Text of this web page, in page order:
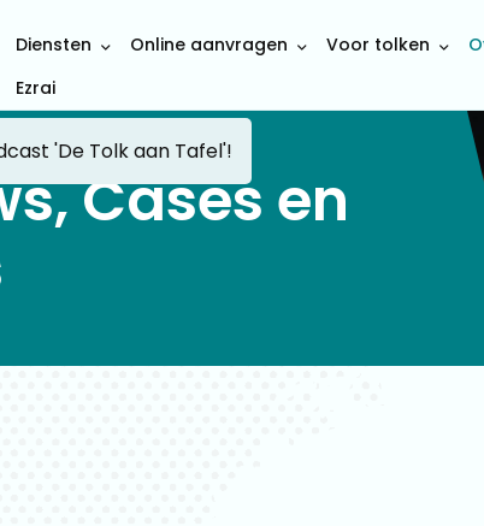
Diensten Online aanvragen Voor tolken
Ezrai
'De Tolk aan Tafel'!
Cases en